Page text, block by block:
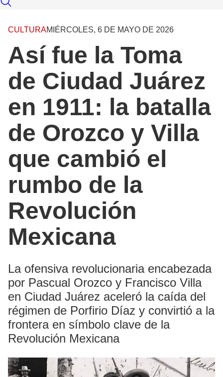
CULTURAMIÉRCOLES, 6 DE MAYO DE 2026
Así fue la Toma
de Ciudad Juárez
en 1911: la batalla
de Orozco y Villa
que cambió el
rumbo de la
Revolución
Mexicana
La ofensiva revolucionaria encabezada
por Pascual Orozco y Francisco Villa
en Ciudad Juárez aceleró la caída del
régimen de Porfirio Díaz y convirtió a la
frontera en símbolo clave de la
Revolución Mexicana